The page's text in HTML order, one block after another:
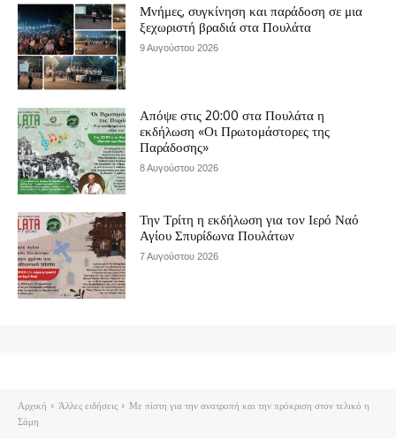
Μνήμες, συγκίνηση και παράδοση σε μια
ξεχωριστή βραδιά στα Πουλάτα
9 Αυγούστου 2026
Απόψε στις 20:00 στα Πουλάτα η
εκδήλωση «Οι Πρωτομάστορες της
Παράδοσης»
8 Αυγούστου 2026
Την Τρίτη η εκδήλωση για τον Ιερό Ναό
Αγίου Σπυρίδωνα Πουλάτων
7 Αυγούστου 2026